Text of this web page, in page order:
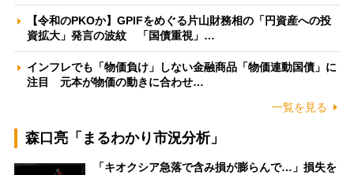
【令和のPKOか】GPIFをめぐる片山財務相の「円資産への投
資拡大」発言の波紋 「国債重視」…
インフレでも「物価負け」しない金融商品「物価連動国債」に
注目 元本が物価の動きに合わせ…
一覧を見る
森口亮「まるわかり市況分析」
「キオクシア急落で含み損が膨らんで…」損失を